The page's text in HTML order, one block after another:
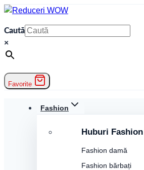
Skip
content
Caută
×
Favorite
Fashion
Huburi Fashion
Fashion damă
Fashion bărbați